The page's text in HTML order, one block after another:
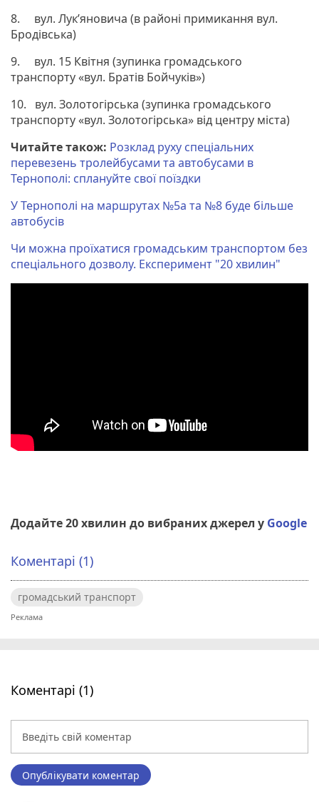
8. вул. Лук’яновича (в районі примикання вул.
Бродівська)
9. вул. 15 Квітня (зупинка громадського
транспорту «вул. Братів Бойчуків»)
10. вул. Золотогірська (зупинка громадського
транспорту «вул. Золотогірська» від центру міста)
Читайте також: Розклад руху спеціальних
перевезень тролейбусами та автобусами в
Тернополі: сплануйте свої поїздки
У Тернополі на маршрутах №5а та №8 буде більше
автобусів
Чи можна проїхатися громадським транспортом без
спеціального дозволу. Експеримент "20 хвилин"
Додайте 20 хвилин до вибраних джерел у Google
Коментарі (1)
громадський транспорт
Коментарі (1)
Опублікувати коментар